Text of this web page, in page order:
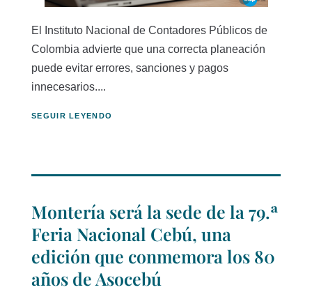
El Instituto Nacional de Contadores Públicos de
Colombia advierte que una correcta planeación
puede evitar errores, sanciones y pagos
innecesarios....
SEGUIR LEYENDO
Montería será la sede de la 79.ª
Feria Nacional Cebú, una
edición que conmemora los 80
años de Asocebú